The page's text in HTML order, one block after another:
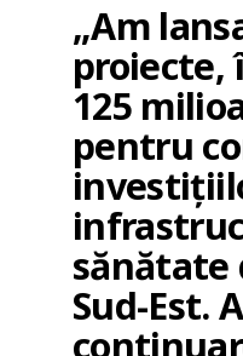
„Am
proiecte,
125
pentru
sănătate
Sud-Est.